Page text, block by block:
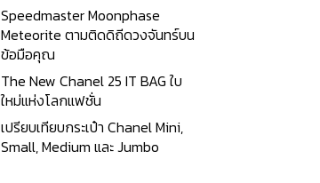
Speedmaster Moonphase
Meteorite ตามติดดิถีดวงจันทร์บน
ข้อมือคุณ
The New Chanel 25 IT BAG ใบ
ใหม่แห่งโลกแฟชั่น
เปรียบเทียบกระเป๋า Chanel Mini,
Small, Medium และ Jumbo